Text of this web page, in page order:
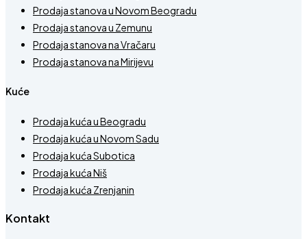
Prodaja stanova u Novom Beogradu
Prodaja stanova u Zemunu
Prodaja stanova na Vračaru
Prodaja stanova na Mirijevu
Kuće
Prodaja kuća u Beogradu
Prodaja kuća u Novom Sadu
Prodaja kuća Subotica
Prodaja kuća Niš
Prodaja kuća Zrenjanin
Kontakt